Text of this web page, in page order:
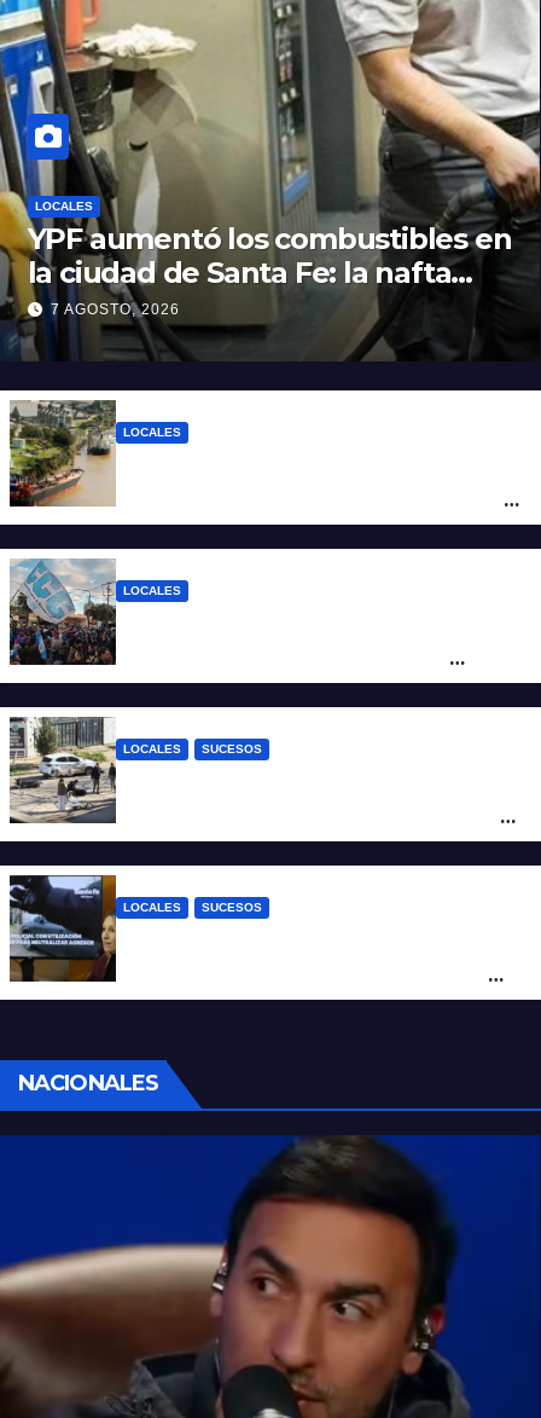
LOCALES
YPF aumentó los combustibles en
la ciudad de Santa Fe: la nafta
súper superó los $2.100 y llenar el
tanque cuesta más de $94.000
7 AGOSTO, 2026
LOCALES
posicionar los puertos del sur de Santa Fe
como salida para las exportaciones
LOCALES
sociales y sindicales
LOCALES SUCESOS
tendida sobre la calzada
LOCALES SUCESOS
con un arma blanca en la ruta 168
NACIONALES